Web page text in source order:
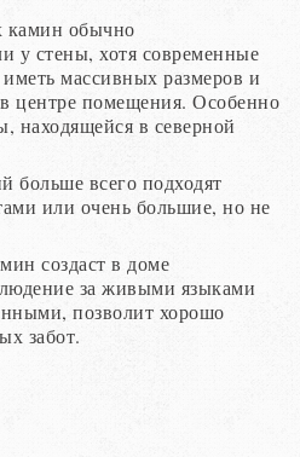
камин обычно
у стены, хотя современные
массивных размеров и
центре помещения. Особенно
находящейся в северной
больше всего подходят
или очень большие, но не
создаст в доме
за живыми языками
позволит хорошо
забот.